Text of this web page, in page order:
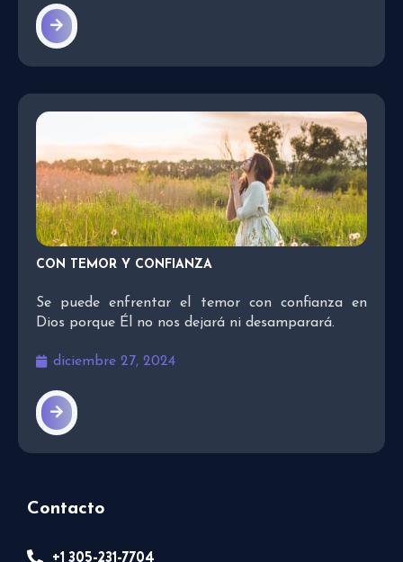
CON TEMOR Y CONFIANZA
Se puede enfrentar el temor con confianza en
Dios porque Él no nos dejará ni desamparará.
diciembre 27, 2024
Contacto
+1 305-231-7704